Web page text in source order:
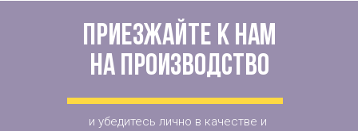
Приезжайте к нам
на производство
и убедитесь лично в качестве и